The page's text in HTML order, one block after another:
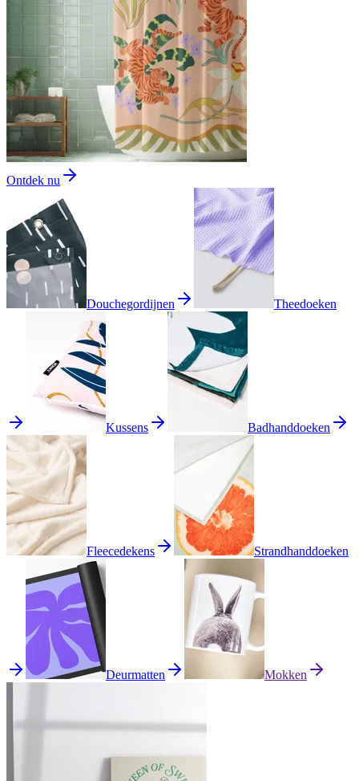
Ontdek nu
Douchegordijnen Theedoeken
Kussens Badhanddoeken
Fleecedekens Strandhanddoeken
Deurmatten Mokken